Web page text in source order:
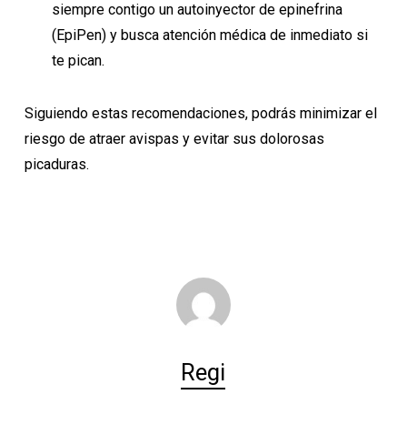
siempre contigo un autoinyector de epinefrina
(EpiPen) y busca atención médica de inmediato si
te pican.
Siguiendo estas recomendaciones, podrás minimizar el
riesgo de atraer avispas y evitar sus dolorosas
picaduras.
Regi